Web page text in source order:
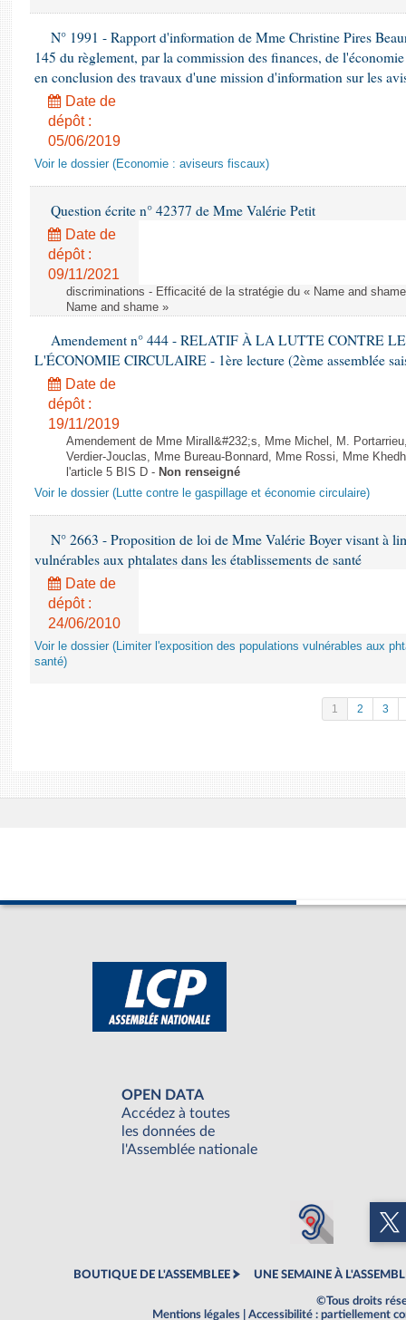
N° 1991 - Rapport d'information de Mme Christine Pires
145 du règlement, par la commission des finances, de
en conclusion des travaux d'une mission d'information sur les
Date de
dépôt :
05/06/2019
Voir le dossier (Economie : aviseurs fiscaux)
Question écrite n° 42377 de Mme Valérie Petit
Date de
dépôt :
09/11/2021
discriminations - Efficacité de la stratégie du « Name and
Name and shame »
Amendement n° 444 - RELATIF À LA LUTTE CONTRE
L'ÉCONOMIE CIRCULAIRE - 1ère lecture (2ème assemblée
Date de
dépôt :
19/11/2019
Amendement de Mme Mirall&#232;s, Mme Michel, M.
Verdier-Jouclas, Mme Bureau-Bonnard, Mme Rossi, Mme
l'article 5 BIS D - Non renseigné
Voir le dossier (Lutte contre le gaspillage et économie circulaire)
N° 2663 - Proposition de loi de Mme Valérie Boyer visant à
vulnérables aux phtalates dans les établissements de santé
Date de
dépôt :
24/06/2010
Voir le dossier (Limiter l'exposition des populations vulnérables aux
santé)
1 2 3
OPEN DATA
Accédez à toutes
les données de
l'Assemblée nationale
BOUTIQUE DE L'ASSEMBLEE UNE SEMAINE À
©Tous droits
Mentions légales
Accessibilité : partiellement